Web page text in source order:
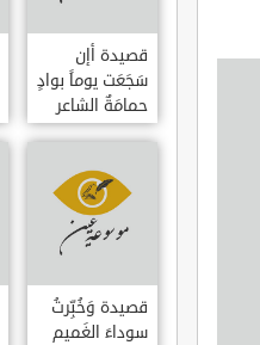
قصيدة أإن
سَجَعَت يوماً بوادٍ
حمامَةٌ الشاعر
العوام بن عقبة
قصيدة وَخُبِّرتُ
سوداءَ الغَميم